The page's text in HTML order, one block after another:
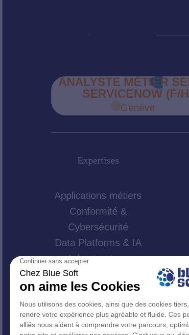
ANALYSTE MÉTIER
SERVICENOW (F/
Genève
Expertises
Applications métiers
Conformité &
Cybersécurité
Data Platforms & IA
Infrastructure
Intelligente
Innovative Workplace
Pilotage & mise en
œuvre des